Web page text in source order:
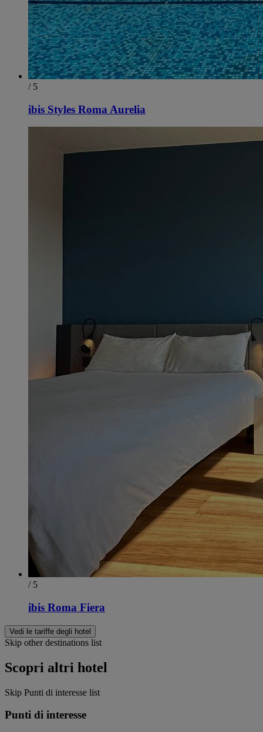
/ 5
ibis Styles Roma Aurelia
/ 5
ibis Roma Fiera
Vedi le tariffe degli hotel
Skip other destinations list
Scopri altri hotel
Skip Punti di interesse list
Punti di interesse